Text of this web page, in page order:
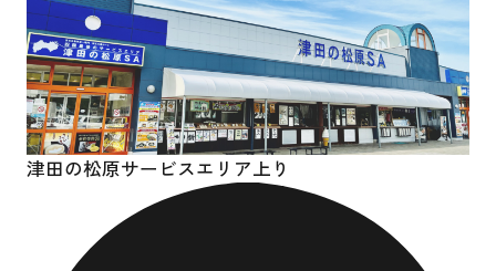
津田の松原サービスエリア上り